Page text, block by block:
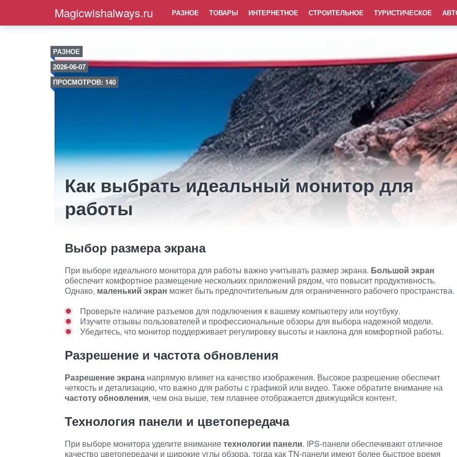
Magicwishalways.ru РАЗНОЕ ТОВАРЫ ИНТЕРНЕТНОЕ СТРОИТЕЛЬНОЕ ТУРИСТИЧЕСКОЕ
РАЗНОЕ
2026-06-07
ПРОСМОТРОВ: 140
Как выбрать идеальный монитор для
работы
Выбор размера экрана
При выборе идеального монитора для работы важно учитывать размер экрана. Большой экран
обеспечит комфортное размещение нескольких приложений рядом, что повысит продуктивность.
Однако, маленький экран может быть предпочтительным для ограниченного рабочего пространства.
Проверьте наличие разъемов для подключения к вашему компьютеру или ноутбуку.
Изучите отзывы пользователей и профессиональные обзоры для выбора надежной модели.
Убедитесь, что монитор поддерживает регулировку высоты и наклона для комфортной работы.
Разрешение и частота обновления
Разрешение экрана напрямую влияет на качество изображения. Высокое разрешение обеспечит
четкость и детализацию, что важно для работы с графикой или видео. Также обратите внимание на
частоту обновления, чем она выше, тем плавнее отображается движущийся контент.
Технология панели и цветопередача
При выборе монитора уделите вниманиетехнологии панели. IPS-панели обеспечивают отличное
качество цветопередачи и широкие углы обзора, тогда как TN-панели имеют более быстрое время